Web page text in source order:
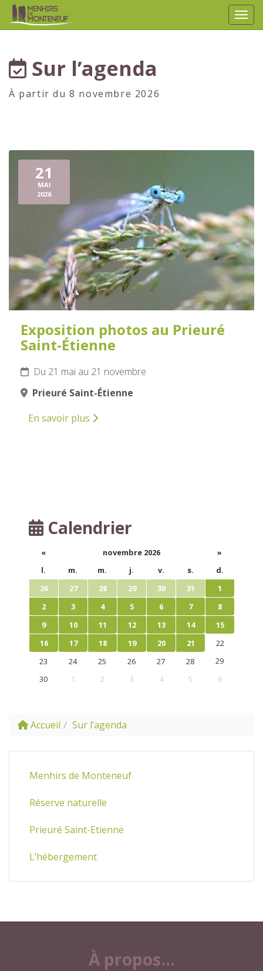
Sur l’agenda
À partir du 8 novembre 2026
21
MAI
2026
Exposition photos au Prieuré
Saint-Étienne
Du 21 mai au 21 novembre
Prieuré Saint-Étienne
En savoir plus
Calendrier
« novembre 2026
»
l.
m. m. j. v. s.
d.
26
27 28 29 30 31
1
2
3 4 5 6 7
8
9
10 11 12 13 14
15
16
17 18 19 20 21
22
23
24 25 26 27 28
29
30
1 2 3 4 5 6
Accueil Sur l’agenda
Menhirs de Monteneuf
Réserve naturelle
Prieuré Saint-Etienne
L’hébergement
À propos...